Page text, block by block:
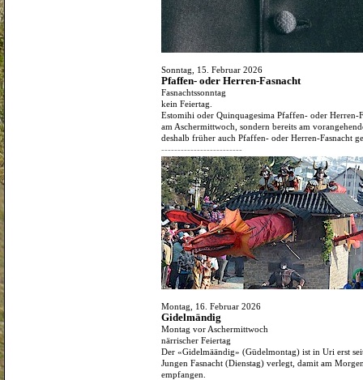
Sonntag, 15. Februar 2026
Pfaffen- oder Herren-Fasnacht
Fasnachtssonntag
kein Feiertag.
Estomihi oder Quinquagesima Pfaffen- oder Herren-
am Aschermittwoch, sondern bereits am
deshalb früher auch Pfaffen- oder Herren-Fasnacht
-------------------------
Montag, 16. Februar 2026
Gidelmändig
Montag vor Aschermittwoch
närrischer Feiertag
Der «Gidelmäändig» (Güdelmontag) ist in Uri erst
Jungen Fasnacht (Dienstag) verlegt, damit am
empfangen.